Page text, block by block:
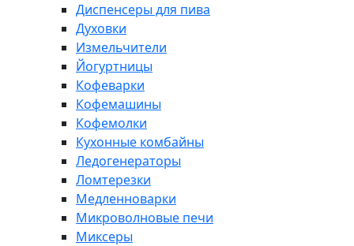
Диспенсеры для пива
Духовки
Измельчители
Йогуртницы
Кофеварки
Кофемашины
Кофемолки
Кухонные комбайны
Ледогенераторы
Ломтерезки
Медленноварки
Микроволновые печи
Миксеры